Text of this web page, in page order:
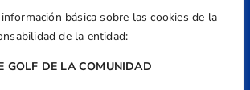
básica sobre las cookies de la
de la entidad:
GOLF DE LA COMUNIDAD